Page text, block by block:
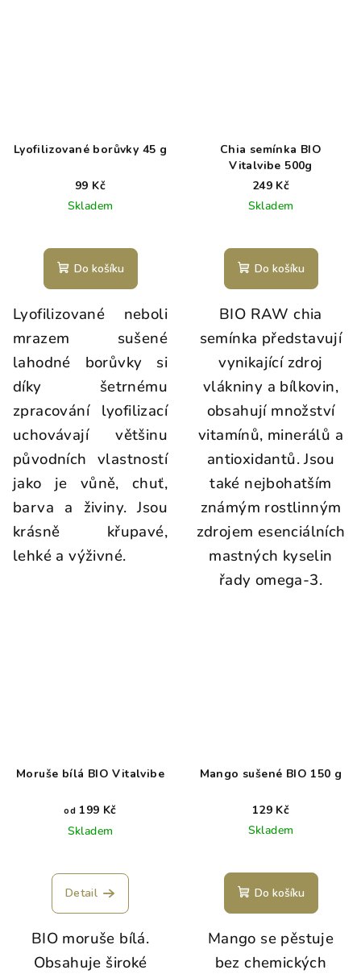
Lyofilizované borůvky 45 g
99 Kč
Skladem
Do košíku
Lyofilizované neboli
mrazem sušené
lahodné borůvky si
díky šetrnému
zpracování lyofilizací
uchovávají většinu
původních vlastností
jako je vůně, chuť,
barva a živiny. Jsou
krásně křupavé,
lehké a výživné.
Chia semínka BIO
Vitalvibe 500g
249 Kč
Skladem
Do košíku
BIO RAW chia
semínka představují
vynikající zdroj
vlákniny a bílkovin,
obsahují množství
vitamínů, minerálů a
antioxidantů. Jsou
také nejbohatším
známým rostlinným
zdrojem esenciálních
mastných kyselin
řady omega-3.
Moruše bílá BIO Vitalvibe
od 199 Kč
Skladem
Detail
BIO moruše bílá.
Obsahuje široké
Mango sušené BIO 150 g
129 Kč
Skladem
Do košíku
Mango se pěstuje
bez chemických